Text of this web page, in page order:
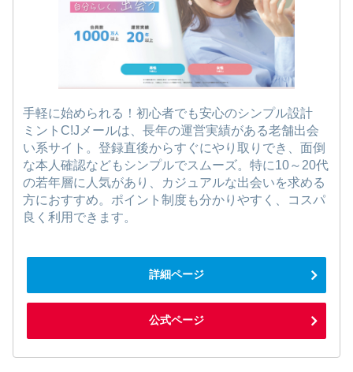
手軽に始められる！初心者でも安心のシンプル設計
ミントC!Jメールは、長年の運営実績がある老舗出会
い系サイト。登録直後からすぐにやり取りでき、面倒
な本人確認などもシンプルでスムーズ。特に10～20代
の若年層に人気があり、カジュアルな出会いを求める
方におすすめ。ポイント制度も分かりやすく、コスパ
良く利用できます。
詳細ページ
公式ページ